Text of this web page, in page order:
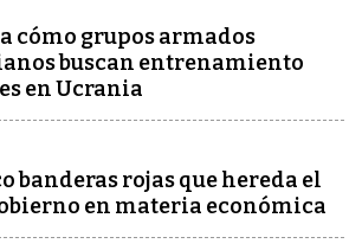
cómo grupos armados
buscan entrenamiento
en Ucrania
banderas rojas que hereda el
en materia económica